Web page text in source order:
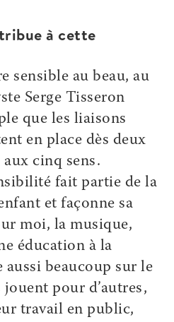
à cette
sensible au beau, au
Serge Tisseron
que les liaisons
en place dès deux
aux cinq sens.
fait partie de la
et façonne sa
moi, la musique,
éducation à la
aussi beaucoup sur le
pour d’autres,
travail en public,